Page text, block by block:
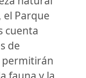
el Parque
cuenta
de